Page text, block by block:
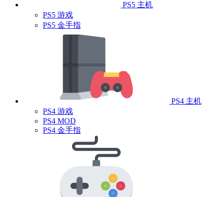
PS5 主机
PS5 游戏
PS5 金手指
PS4 主机
PS4 游戏
PS4 MOD
PS4 金手指